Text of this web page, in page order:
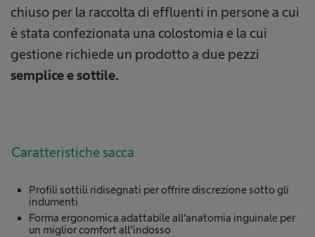
chiuso per la raccolta di effluenti in persone a cui
è stata confezionata una colostomia e la cui
gestione richiede un prodotto a due pezzi
semplice e sottile.
Caratteristiche sacca
Profili sottili ridisegnati per offrire discrezione sotto gli
indumenti
Forma ergonomica adattabile all’anatomia inguinale per
un miglior comfort all’indosso